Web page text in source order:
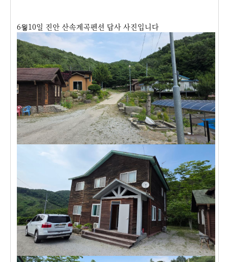
6웧10일 진안 산속계곡펜션 답사 사진입니다